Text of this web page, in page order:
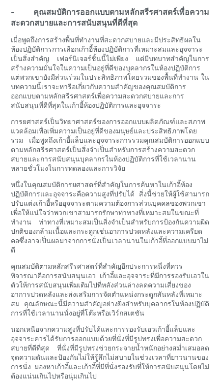
- คุณสมบัติการออกแบบตามหลักสรีรศาสตร์เพื่อความ
สะดวกสบายและการสนับสนุนที่ดีที่สุด
เมื่อพูดถึงการสร้างพื้นที่ทำงานที่สะดวกสบายและมีประสิทธิผลใน
ห้องปฏิบัติการการเลือกเก้าอี้ห้องปฏิบัติการที่เหมาะสมและอุจจาระ
เป็นสิ่งสำคัญ เฟอร์นิเจอร์ชิ้นนี้ไม่เพียง แต่มีบทบาทสำคัญในการ
สร้างความมั่นใจในความเป็นอยู่ที่ดีของบุคลากรในห้องปฏิบัติการ
แต่พวกเขายังมีส่วนร่วมในประสิทธิภาพโดยรวมของพื้นที่ทำงาน ใน
บทความนี้เราจะหารือเกี่ยวกับความสำคัญของคุณสมบัติการ
ออกแบบตามหลักสรีรศาสตร์เพื่อความสะดวกสบายและการ
สนับสนุนที่ดีที่สุดในเก้าอี้ห้องปฏิบัติการและอุจจาระ
การยศาสตร์เป็นวิทยาศาสตร์ของการออกแบบผลิตภัณฑ์และสภาพ
แวดล้อมเพื่อเพิ่มความเป็นอยู่ที่ดีของมนุษย์และประสิทธิภาพโดย
รวม เมื่อพูดถึงเก้าอี้แล็บและอุจจาระการรวมคุณสมบัติการออกแบบ
ตามหลักสรีรศาสตร์เป็นสิ่งจำเป็นสำหรับการสร้างความสะดวก
สบายและการสนับสนุนบุคลากรในห้องปฏิบัติการที่ใช้เวลานาน
หลายชั่วโมงในการทดลองและการวิจัย
หนึ่งในคุณสมบัติการยศาสตร์ที่สำคัญในการค้นหาในเก้าอี้ห้อง
ปฏิบัติการและอุจจาระคือความสูงที่ปรับได้ สิ่งนี้ช่วยให้ผู้ใช้สามารถ
ปรับแต่งเก้าอี้หรืออุจจาระตามความต้องการส่วนบุคคลของพวกเขา
เพื่อให้แน่ใจว่าพวกเขาสามารถรักษาท่าทางที่เหมาะสมในขณะที่
ทำงาน ท่าทางที่เหมาะสมเป็นสิ่งจำเป็นสำหรับการป้องกันความผิด
ปกติของกล้ามเนื้อและกระดูกเช่นอาการปวดหลังและความเครียด
คอซึ่งอาจเป็นผลมาจากการนั่งเป็นเวลานานในเก้าอี้ที่ออกแบบมาไม่
ดี
คุณสมบัติตามหลักสรีรศาสตร์ที่สำคัญอีกประการหนึ่งที่ควร
พิจารณาคือการสนับสนุนเอว เก้าอี้และอุจจาระที่มีการรองรับเอวใน
ตัวให้การสนับสนุนเพิ่มเติมไปที่หลังส่วนล่างลดความเสี่ยงของ
อาการปวดหลังและส่งเสริมการจัดตำแหน่งกระดูกสันหลังที่เหมาะ
สม คุณลักษณะนี้มีความสำคัญอย่างยิ่งสำหรับบุคลากรในห้องปฏิบัติ
การที่ใช้เวลานานนั่งอยู่ที่โต๊ะหรือเวิร์กสเตชัน
นอกเหนือจากความสูงที่ปรับได้และการรองรับเอวเก้าอี้แล็บและ
อุจจาระควรได้รับการออกแบบด้วยที่นั่งที่มีรูปทรงเพื่อความสะดวก
สบายที่ดีที่สุด ที่นั่งที่มีรูปทรงช่วยกระจายน้ำหนักอย่างสม่ำเสมอลด
จุดความดันและป้องกันไม่ให้รู้สึกไม่สบายในช่วงเวลาที่ยาวนานของ
การนั่ง มองหาเก้าอี้และเก้าอี้ที่มีที่นั่งรองรับที่ให้การสนับสนุนโดยไม่
ต้องแน่นเกินไปหรือนุ่มเกินไป